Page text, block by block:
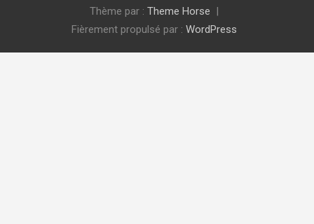
Thème par : Theme Horse
Fièrement propulsé par : WordPress